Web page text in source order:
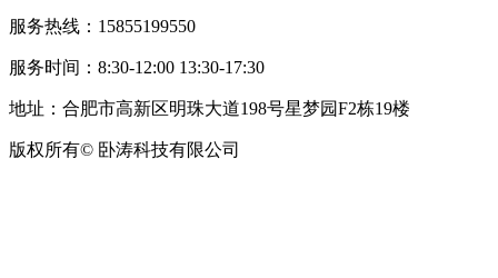
服务热线：15855199550
服务时间：8:30-12:00 13:30-17:30
地址：合肥市高新区明珠大道198号星梦园F2栋19楼
版权所有© 卧涛科技有限公司